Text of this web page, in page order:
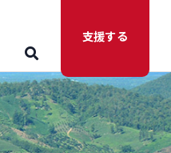
支援する